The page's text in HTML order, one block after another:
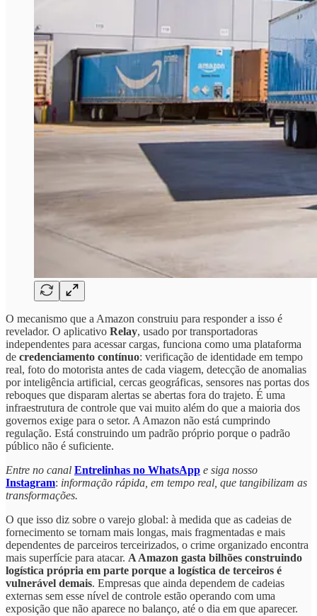
O mecanismo que a Amazon construiu para responder a isso é
revelador. O aplicativo Relay, usado por transportadoras
independentes para acessar cargas, funciona como uma plataforma
de credenciamento contínuo: verificação de identidade em tempo
real, foto do motorista antes de cada viagem, detecção de anomalias
por inteligência artificial, cercas geográficas, sensores nas portas dos
reboques que disparam alertas se abertas fora do trajeto. É uma
infraestrutura de controle que vai muito além do que a maioria dos
governos exige para o setor. A Amazon não está cumprindo
regulação. Está construindo um padrão próprio porque o padrão
público não é suficiente.
Entre no canal Entrelinhas no WhatsApp e siga nosso
Instagram: informação rápida, em tempo real, que tangibilizam as
transformações.
O que isso diz sobre o varejo global: à medida que as cadeias de
fornecimento se tornam mais longas, mais fragmentadas e mais
dependentes de parceiros terceirizados, o crime organizado encontra
mais superfície para atacar. A Amazon gasta bilhões construindo
logística própria em parte porque a logística de terceiros é
vulnerável demais. Empresas que ainda dependem de cadeias
externas sem esse nível de controle estão operando com uma
exposição que não aparece no balanço, até o dia em que aparecer.